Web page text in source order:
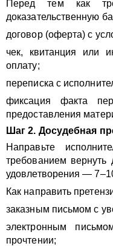
Перед тем как
доказательственную
договор (оферта) с
чек, квитанция или
оплату;
переписка с
фиксация факта
предоставления
Шаг 2. Досудебная
Направьте
требованием вернуть
удовлетворения —
Как направить
заказным письмом с
электронным
прочтении;